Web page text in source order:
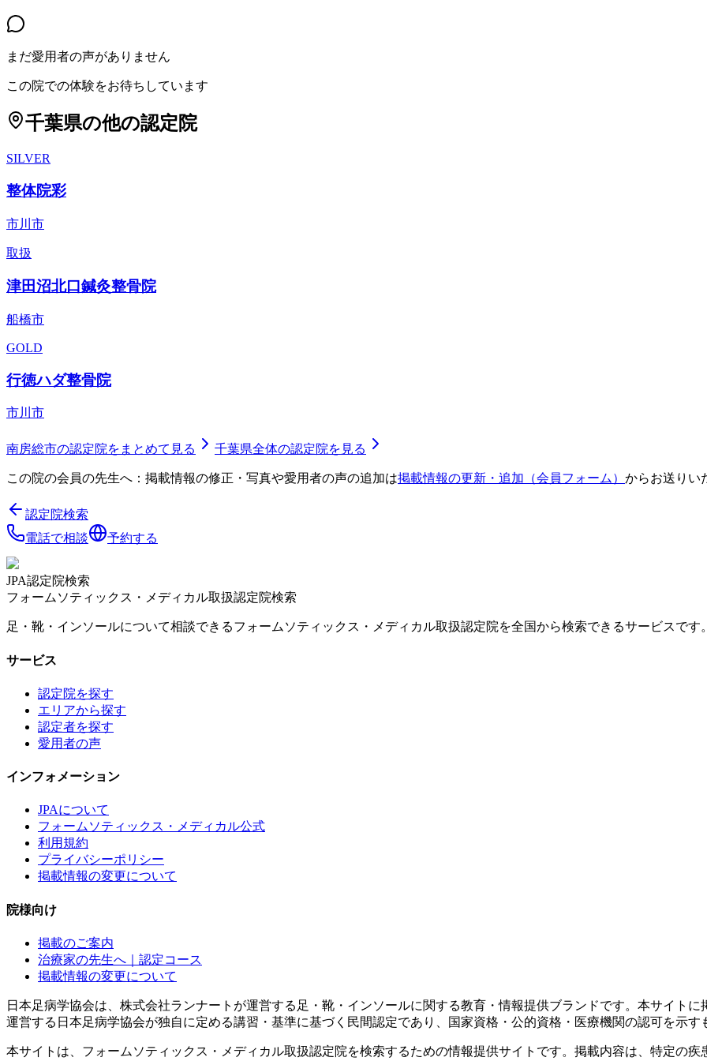
まだ愛用者の声がありません
この院での体験をお待ちしています
千葉県の他の認定院
SILVER
整体院彩
市川市
取扱
津田沼北口鍼灸整骨院
船橋市
GOLD
行徳ハダ整骨院
市川市
南房総市の認定院をまとめて見る 千葉県全体の認定院を見る
この院の会員の先生へ：掲載情報の修正・写真や愛用者の声の追加は掲載情報の更新・追加（会員フォーム） からお送りい
認定院検索
電話で相談
予約する
JPA認定院検索
フォームソティックス・メディカル取扱認定院検索
足・靴・インソールについて相談できるフォームソティックス・メディカル取扱認定院を全国から検索できるサービスです。
サービス
認定院を探す
エリアから探す
認定者を探す
愛用者の声
インフォメーション
JPAについて
フォームソティックス・メディカル公式
利用規約
プライバシーポリシー
掲載情報の変更について
院様向け
掲載のご案内
治療家の先生へ｜認定コース
掲載情報の変更について
日本足病学協会は、株式会社ランナートが運営する足・靴・インソールに関する教育・情報提供ブランドです。本サイト
運営する日本足病学協会が独自に定める講習・基準に基づく民間認定であり、国家資格・公的資格・医療機関の認可を示す
本サイトは、フォームソティックス・メディカル取扱認定院を検索するための情報提供サイトです。掲載内容は、特定の